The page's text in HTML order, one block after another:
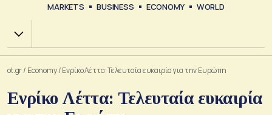
MARKETS BUSINESS ECONOMY WORLD
Χ.Α.
ot.gr/ Economy/Ενρίκο Λέττα: Τελευταία ευκαιρία για την Ευρώπη
Ενρίκο Λέττα: Τελευταία ευκαιρία